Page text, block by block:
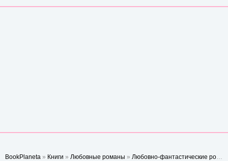
BookPlaneta » Книги » Любовные романы » Любовно-фантастические романы